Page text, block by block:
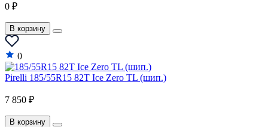
0 ₽
В корзину
0
Pirelli 185/55R15 82T Ice Zero TL (шип.)
7 850 ₽
В корзину